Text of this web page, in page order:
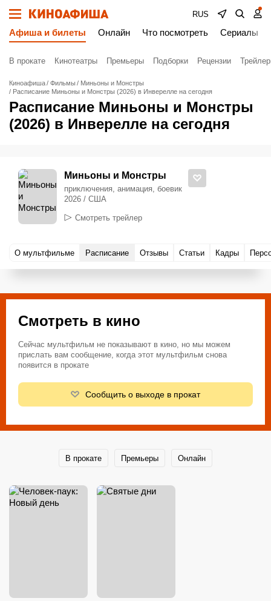
RUS
Афиша и билеты Онлайн Что посмотреть Сериалы
В прокате Кинотеатры Премьеры Подборки Рецензии
Киноафиша Фильмы
Миньоны и Монстры
Расписание Миньоны и Монстры (2026) в Инверелле на сегодня
Расписание Миньоны и Монстры
(2026) в Инверелле на сегодня
Миньоны и Монстры
приключения, анимация, боевик
2026 / США
Смотреть трейлер
О мультфильме Расписание Отзывы Статьи Кадры
Смотреть в кино
Сейчас мультфильм не показывают в кино, но мы можем
прислать вам сообщение, когда этот мультфильм снова
появится в прокате
Сообщить о выходе в прокат
В прокате Премьеры Онлайн